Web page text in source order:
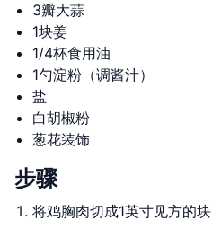
3瓣大蒜
1块姜
1/4杯食用油
1勺淀粉（调酱汁）
盐
白胡椒粉
葱花装饰
步骤
将鸡胸肉切成1英寸见方的块